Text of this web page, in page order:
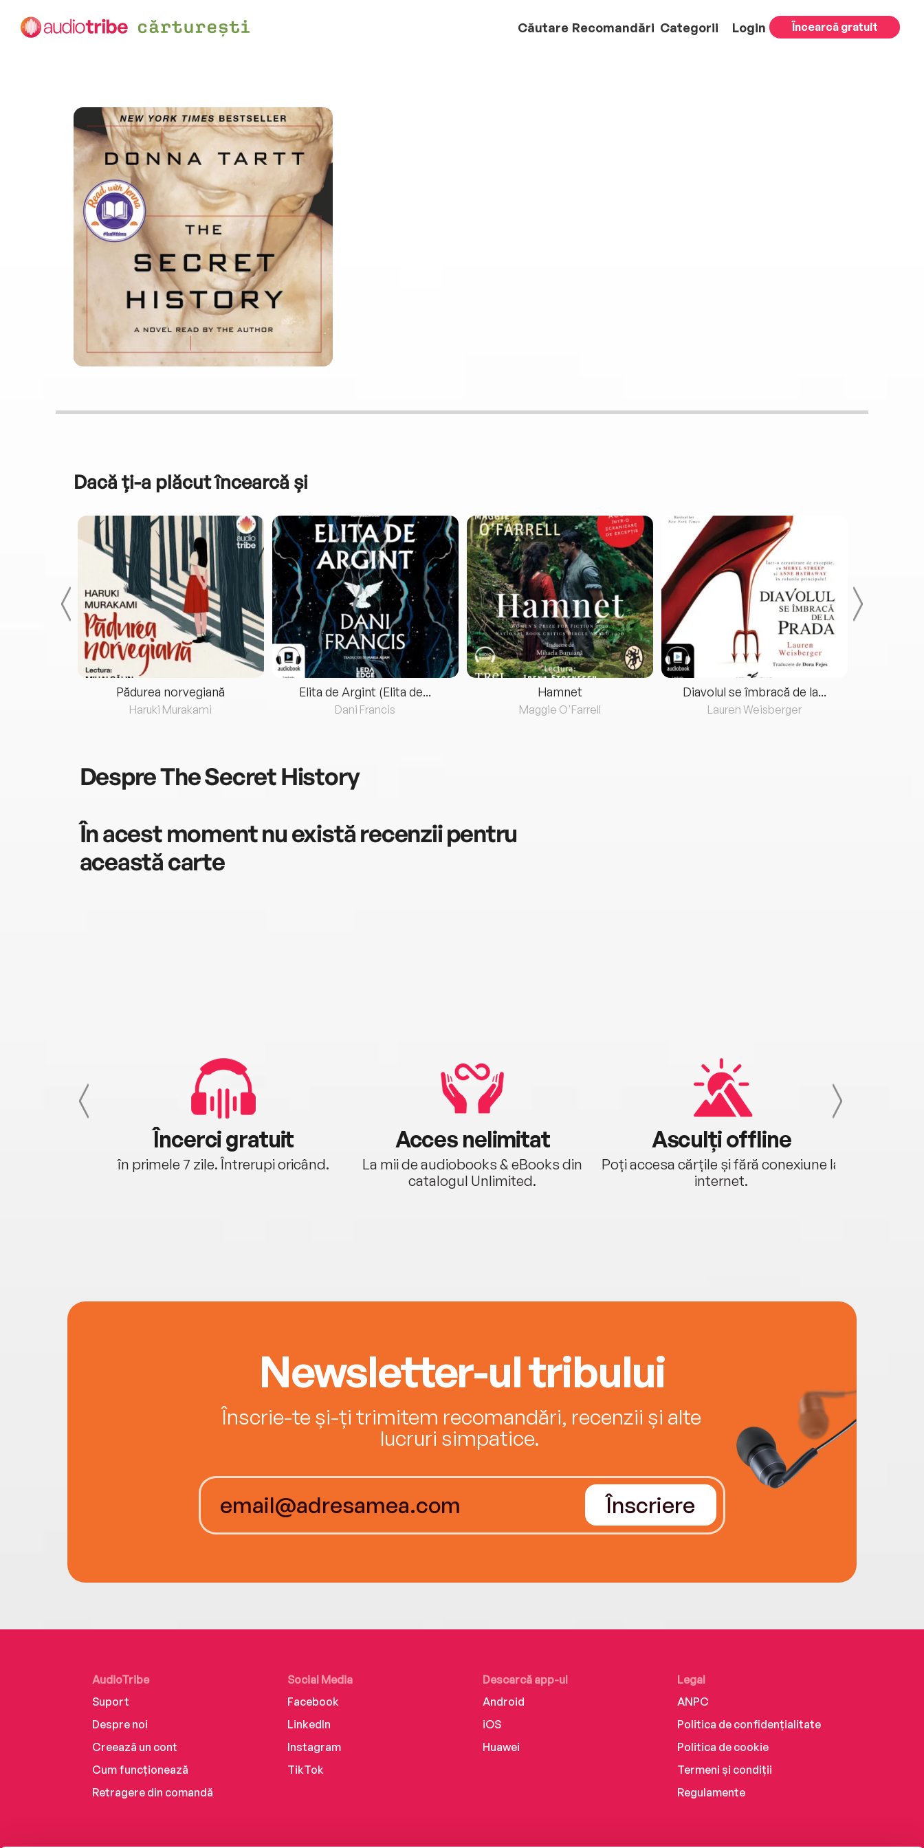
Căutare Recomandări Categorii Login Încearcă gratuit
Dacă ți-a plăcut încearcă și
Pădurea norvegiană
Haruki Murakami
Elita de Argint (Elita de...
Dani Francis
Hamnet
Maggie O'Farrell
Diavolul se îmbracă de la...
Lauren Weisberger
DespreThe Secret History
În acest moment nu există recenzii pentru
această carte
Încerci gratuit
în primele 7 zile. Întrerupi oricând.
Acces nelimitat
La mii de audiobooks & eBooks din
catalogul Unlimited.
Asculți offline
Poți accesa cărțile și fără conexiune la
internet.
Newsletter-ul tribului
Înscrie-te și-ți trimitem recomandări, recenzii și alte
lucruri simpatice.
Înscriere
AudioTribe
Suport
Despre noi
Creează un cont
Cum funcționează
Retragere din comandă
Social Media
Facebook
LinkedIn
Instagram
TikTok
Descarcă app-ul
Android
iOS
Huawei
Legal
ANPC
Politica de confidențialitate
Politica de cookie
Termeni și condiții
Regulamente